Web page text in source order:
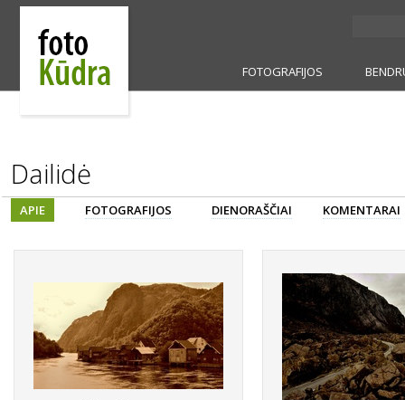
FOTOGRAFIJOS
Dailidė
APIE FOTOGRAFIJOS DIENORAŠČIAI KOMENTARAI